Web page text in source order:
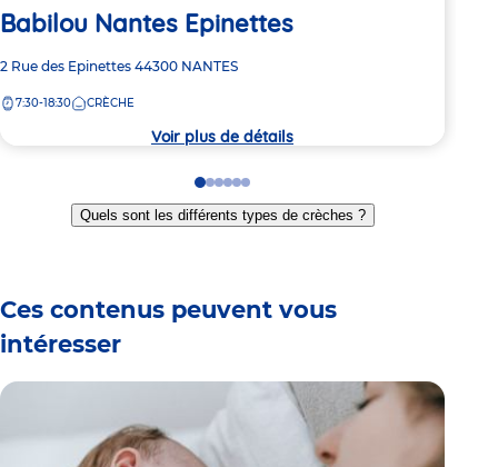
Babilou Nantes Epinettes
Adresse
la
2 Rue des Epinettes 44300 NANTES
7:30-18:30 CRÈCHE
Voir plus de détails
Go
to
slide
Go
to
slide
Go
to
slide
Go
to
slide
Go
to
slide
Go
to
slide
Quels sont les différents types de crèches ?
Ces contenus peuvent vous
intéresser